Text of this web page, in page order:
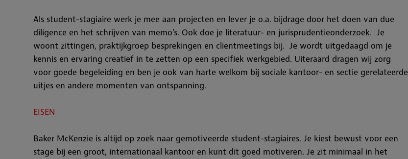
Als student-stagiaire werk je mee aan projecten en lever je o.a. bijdrage door het doen van due
diligence en het schrijven van memo's. Ook doe je literatuur- en jurisprudentieonderzoek. Je
woont zittingen, praktijkgroep besprekingen en clientmeetings bij. Je wordt uitgedaagd om je
kennis en ervaring creatief in te zetten op een specifiek werkgebied. Uiteraard dragen wij zorg
voor goede begeleiding en ben je ook van harte welkom bij sociale kantoor- en sectie gerelateerde
uitjes en andere momenten van ontspanning.
EISEN
Baker McKenzie is altijd op zoek naar gemotiveerde student-stagiaires. Je kiest bewust voor een
stage bij een groot, internationaal kantoor en kunt dit goed motiveren. Je zit minimaal in het